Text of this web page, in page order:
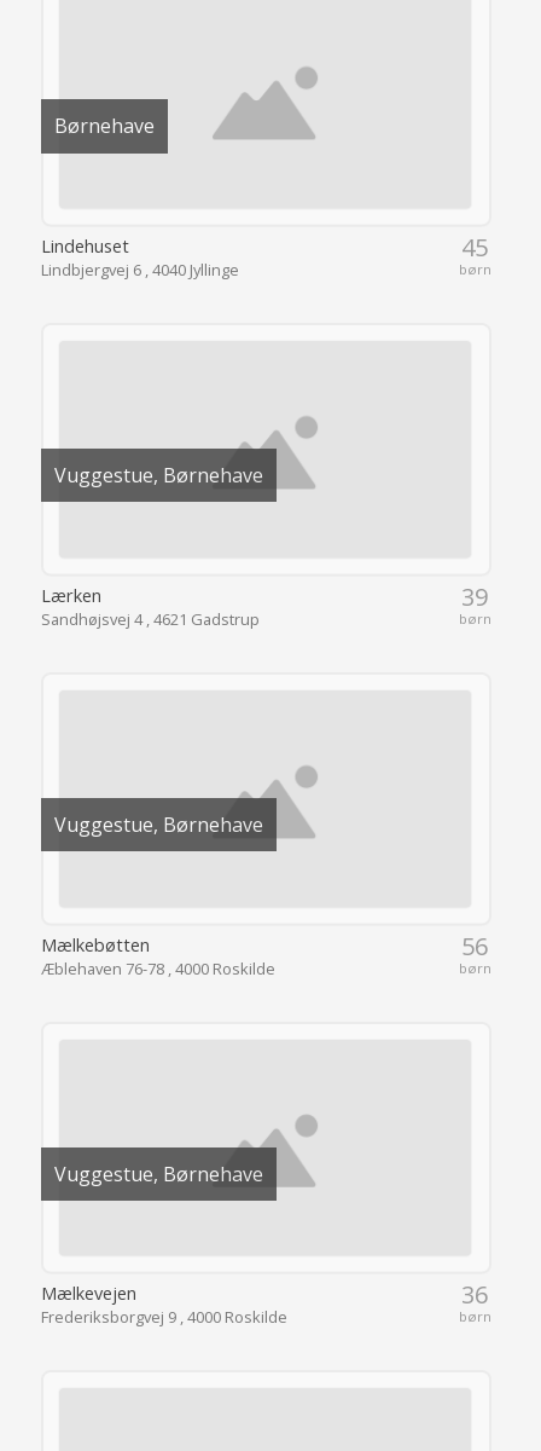
Børnehave
45
børn
Lindehuset
Lindbjergvej 6 , 4040 Jyllinge
Vuggestue, Børnehave
39
børn
Lærken
Sandhøjsvej 4 , 4621 Gadstrup
Vuggestue, Børnehave
56
børn
Mælkebøtten
Æblehaven 76-78 , 4000 Roskilde
Vuggestue, Børnehave
36
børn
Mælkevejen
Frederiksborgvej 9 , 4000 Roskilde